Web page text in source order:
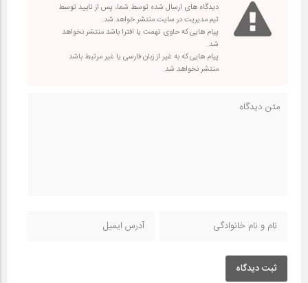
دیدگاه های ارسال شده توسط شما، پس از تایید توسط
تیم مدیریت در سایت منتشر خواهد شد.
پیام هایی که حاوی تهمت یا افترا باشد منتشر نخواهد
شد.
پیام هایی که به غیر از زبان فارسی یا غیر مرتبط باشد
منتشر نخواهد شد.
ثبت دیدگاه